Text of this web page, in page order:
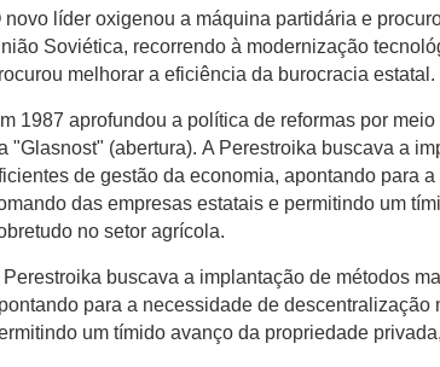
novo líder oxigenou a máquina partidária e
Soviética, recorrendo à modernização
melhorar a eficiência da burocracia estatal.
1987 aprofundou a política de reformas por
"Glasnost" (abertura). A Perestroika buscava a
de gestão da economia, apontando para
das empresas estatais e permitindo um
no setor agrícola.
Perestroika buscava a implantação de métodos
para a necessidade de descentralização
um tímido avanço da propriedade